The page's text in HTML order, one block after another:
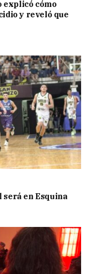
explicó cómo
y reveló que
en Esquina